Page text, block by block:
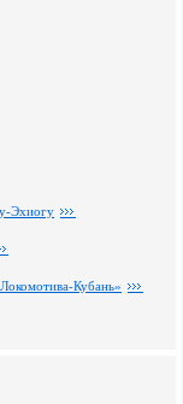
Эхиогу
Кубань»